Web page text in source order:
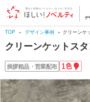
デ
TOP デザイン事例 クリーンケ
クリーンケットス
挨拶粗品・営業配布1
色
名
入
れ